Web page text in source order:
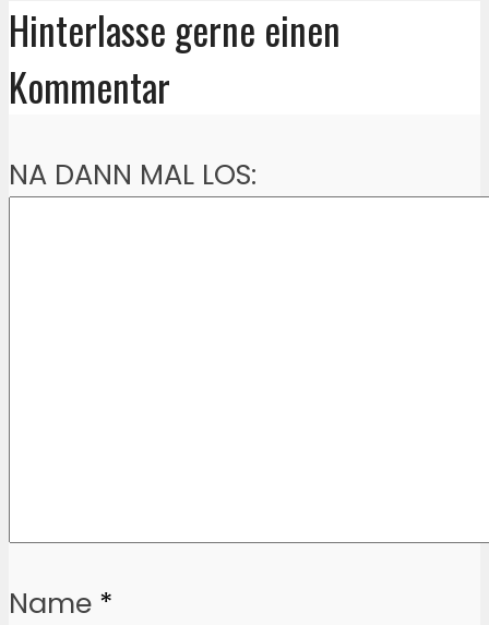
Hinterlasse gerne einen
Kommentar
NA DANN MAL LOS:
Name *